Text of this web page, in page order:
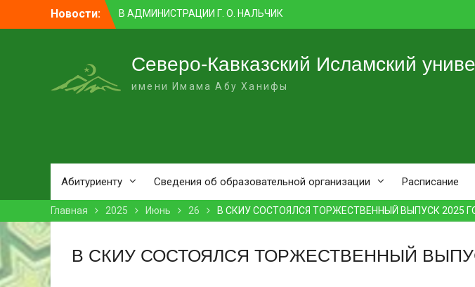
Новости:
ПРОШЛО ЗАСЕДАНИЕ КОМИССИИ ПО
ОТНОШЕНИЙ
ПРЕПОДАВАТЕЛЬ СКИУ ЗАНЯЛ ПЕРВОЕ
МЕСТО В НОМИНАЦИИ «ЛУЧШАЯ
ЭКЗАМЕНЫ
Северо-Кавказский Исламский
имени Имама Абу Ханифы
Абитуриенту Сведения об образовательной организации Расписание
Главная 2025 Июнь 26 В СКИУ СОСТОЯЛСЯ ТОРЖЕСТВЕННЫЙ ВЫПУСК 2025
В СКИУ СОСТОЯЛСЯ ТОРЖЕСТВЕННЫЙ